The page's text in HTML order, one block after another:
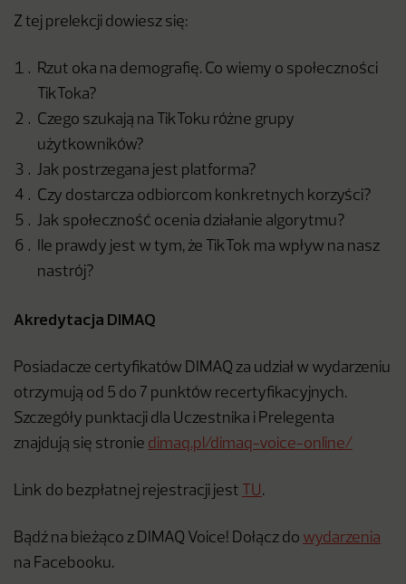
Z tej prelekcji dowiesz się:
Rzut oka na demografię. Co wiemy o społeczności
TikToka?
Czego szukają na TikToku różne grupy
użytkowników?
Jak postrzegana jest platforma?
Czy dostarcza odbiorcom konkretnych korzyści?
Jak społeczność ocenia działanie algorytmu?
Ile prawdy jest w tym, że TikTok ma wpływ na nasz
nastrój?
Akredytacja DIMAQ
Posiadacze certyfikatów DIMAQ za udział w wydarzeniu
otrzymują od 5 do 7 punktów recertyfikacyjnych.
Szczegóły punktacji dla Uczestnika i Prelegenta
znajdują się stronie dimaq.pl/dimaq-voice-online/
Link do bezpłatnej rejestracji jest TU.
Bądź na bieżąco z DIMAQ Voice! Dołącz do wydarzenia
na Facebooku.